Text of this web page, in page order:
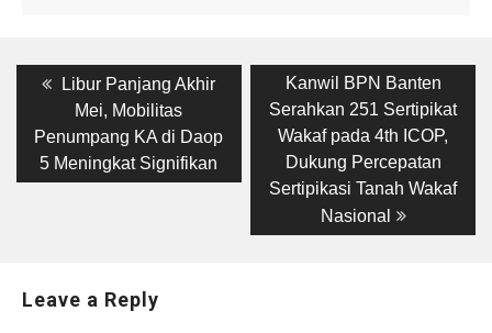
Post
navigation
Previous
post:
Libur Panjang Akhir
Mei, Mobilitas
Penumpang KA di Daop
5 Meningkat Signifikan
Next
post:
Kanwil BPN Banten
Serahkan 251 Sertipikat
Wakaf pada 4th ICOP,
Dukung Percepatan
Sertipikasi Tanah Wakaf
Nasional
Leave a Reply